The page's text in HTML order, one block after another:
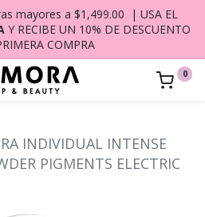
mayores a $1,499.00 | USA EL
Y RECIBE UN 10% DE DESCUENTO
COMPRA
0
INDIVIDUAL INTENSE
PIGMENTS ELECTRIC